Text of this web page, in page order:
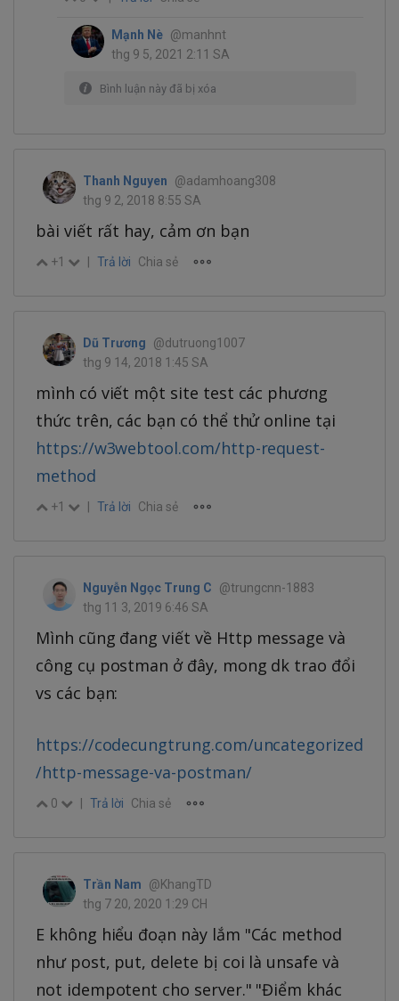
Mạnh Nè @manhnt
thg 9 5, 2021 2:11 SA
Bình luận này đã bị xóa
Thanh Nguyen
@adamhoang308
thg 9 2, 2018 8:55 SA
bài viết rất hay, cảm ơn bạn
+1 Trả lời Chia sẻ
Dũ Trương
@dutruong1007
thg 9 14, 2018 1:45 SA
mình có viết một site test các phương
thức trên, các bạn có thể thử online tại
https://w3webtool.com/http-request-
method
+1 Trả lời Chia sẻ
Nguyễn Ngọc Trung C
@trungcnn-1883
thg 11 3, 2019 6:46 SA
Mình cũng đang viết về Http message và
công cụ postman ở đây, mong dk trao đổi
vs các bạn:
https://codecungtrung.com/uncategorized
/http-message-va-postman/
0 Trả lời Chia sẻ
Trần Nam
@KhangTD
thg 7 20, 2020 1:29 CH
E không hiểu đoạn này lắm "Các method
như post, put, delete bị coi là unsafe và
not idempotent cho server." "Điểm khác